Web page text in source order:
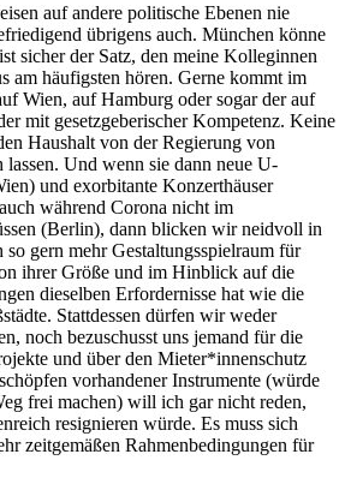
auf andere politische Ebenen nie
übrigens auch. München könne
sicher der Satz, den meine Kolleginnen
am häufigsten hören. Gerne kommt im
Wien, auf Hamburg oder sogar der auf
mit gesetzgeberischer Kompetenz. Keine
Haushalt von der Regierung von
lassen. Und wenn sie dann neue U-
und exorbitante Konzerthäuser
während Corona nicht im
(Berlin), dann blicken wir neidvoll in
gern mehr Gestaltungsspielraum für
ihrer Größe und im Hinblick auf die
dieselben Erfordernisse hat wie die
Stattdessen dürfen wir weder
noch bezuschusst uns jemand für die
und über den Mieter*innenschutz
vorhandener Instrumente (würde
frei machen) will ich gar nicht reden,
resignieren würde. Es muss sich
zeitgemäßen Rahmenbedingungen für